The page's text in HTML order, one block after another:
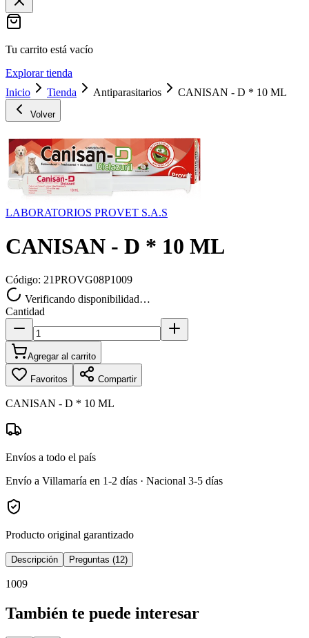
Tu carrito está vacío
Explorar tienda
Inicio
Tienda Antiparasitarios CANISAN - D * 10 ML
Volver
LABORATORIOS PROVET S.A.S
CANISAN - D * 10 ML
Código: 21PROVG08P1009
Verificando disponibilidad…
Cantidad
Agregar al carrito
Favoritos Compartir
CANISAN - D * 10 ML
Envíos a todo el país
Envío a Villamaría en 1-2 días · Nacional 3-5 días
Producto original garantizado
Descripción Preguntas (12)
1009
También te puede interesar